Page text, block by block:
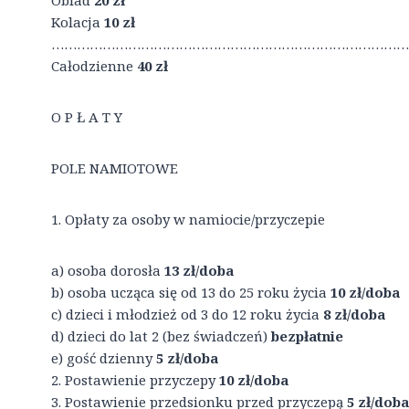
Kolacja 10 zł
Całodzienne 40 zł
O P Ł A T Y
POLE NAMIOTOWE
1. Opłaty za osoby w namiocie/przyczepie
a) osoba dorosła 13 zł/doba
b) osoba ucząca się od 13 do 25 roku życia 10 zł/doba
c) dzieci i młodzież od 3 do 12 roku życia 8 zł/doba
d) dzieci do lat 2 (bez świadczeń)bezpłatnie
e) gość dzienny5 zł/doba
2. Postawienie przyczepy10 zł/doba
3. Postawienie przedsionku przed przyczepą 5 zł/doba